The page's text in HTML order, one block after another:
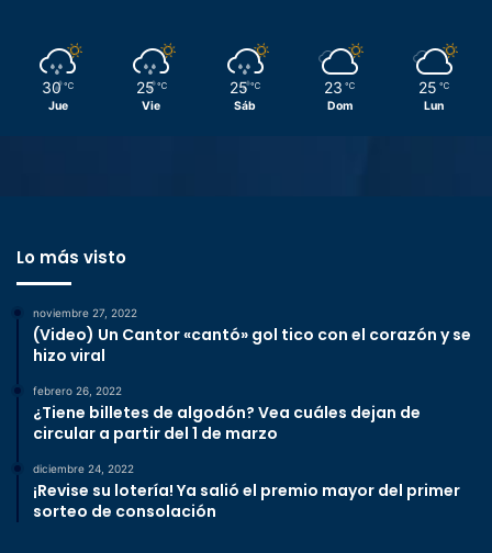
30 ℃
Jue
25 ℃
Vie
25 ℃
Sáb
23 ℃
Dom
25 ℃
Lun
Lo más visto
noviembre 27, 2022
(Video) Un Cantor «cantó» gol tico con el corazón y se
hizo viral
febrero 26, 2022
¿Tiene billetes de algodón? Vea cuáles dejan de
circular a partir del 1 de marzo
diciembre 24, 2022
¡Revise su lotería! Ya salió el premio mayor del primer
sorteo de consolación